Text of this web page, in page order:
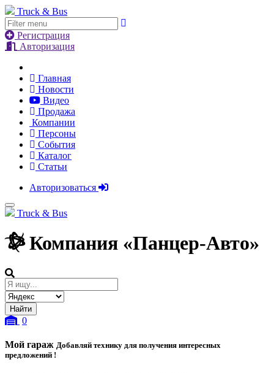
Truck & Bus
Регистрация
Авторизация
Главная
Новости
Видео
Продажа
Компании
Персоны
События
Каталог
Статьи
Авторизоваться
Truck & Bus
Компания «Панцер-Авто»
0
Мой гараж Добавляй технику для получения интересных
предложений !